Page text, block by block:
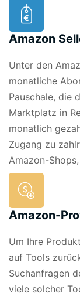
Amazon
Unter den
monatliche
Pauschale, die
Marktplatz in
monatlich
Zugang zu
Amazon-
Amazon-
Um Ihre
auf Tools
Suchanfragen
viele solcher